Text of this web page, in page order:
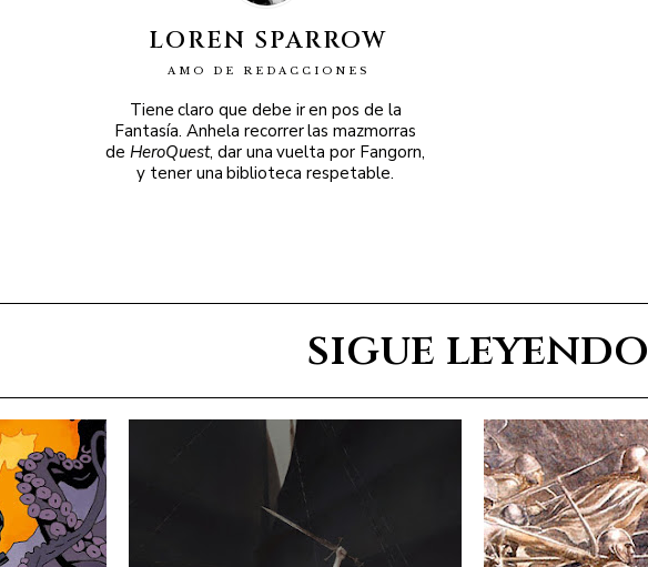
LOREN SPARROW
AMO DE REDACCIONES
Tiene claro que debe ir en pos de la
Fantasía. Anhela recorrer las mazmorras
de HeroQuest, dar una vuelta por Fangorn,
y tener una biblioteca respetable.
sigue leyendo